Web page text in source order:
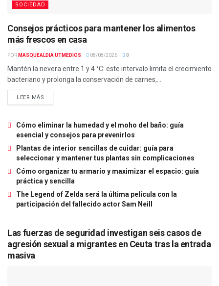
SOCIEDAD
Consejos prácticos para mantener los alimentos
más frescos en casa
POR MASQUEALDIA UTMEDIOS 08/08/2026 0
Mantén la nevera entre 1 y 4 °C: este intervalo limita el crecimiento
bacteriano y prolonga la conservación de carnes,...
LEER MÁS
Cómo eliminar la humedad y el moho del baño: guía
esencial y consejos para prevenirlos
Plantas de interior sencillas de cuidar: guía para
seleccionar y mantener tus plantas sin complicaciones
Cómo organizar tu armario y maximizar el espacio: guía
práctica y sencilla
The Legend of Zelda será la última película con la
participación del fallecido actor Sam Neill
Las fuerzas de seguridad investigan seis casos de
agresión sexual a migrantes en Ceuta tras la entrada
masiva